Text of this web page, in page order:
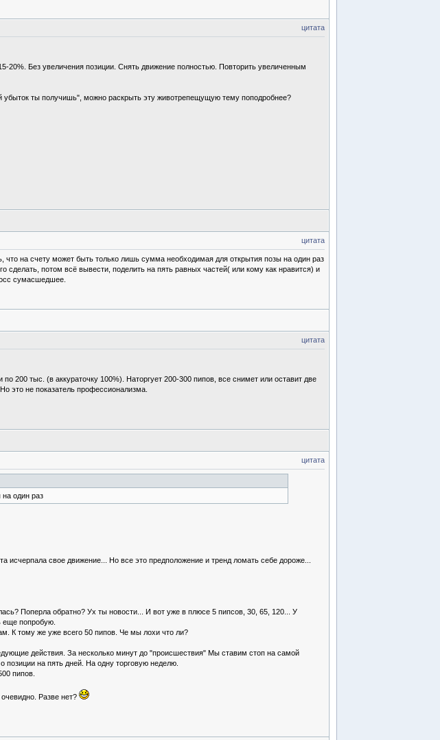
цитата
20%. Без увеличения позиции. Снять движение полностью. Повторить увеличенным
убыток ты получишь", можно раскрыть эту животрепещущую тему поподробнее?
цитата
на счету может быть только лишь сумма необходимая для открытия позы на один раз
потом всё вывести, поделить на пять равных частей( или кому как нравится) и
сумасшедшее.
цитата
200 тыс. (в аккураточку 100%). Наторгует 200-300 пипов, все снимет или оставит две
это не показатель профессионализма.
цитата
один раз
свое движение... Но все это предположение и тренд ломать себе дороже...
Поперла обратно? Ух ты новости... И вот уже в плюсе 5 пипсов, 30, 65, 120... У
еще попробую.
К тому же уже всего 50 пипов. Че мы лохи что ли?
действия. За несколько минут до "происшествия" Мы ставим стоп на самой
позиции на пять дней. На одну торговую неделю.
пипов.
Разве нет?